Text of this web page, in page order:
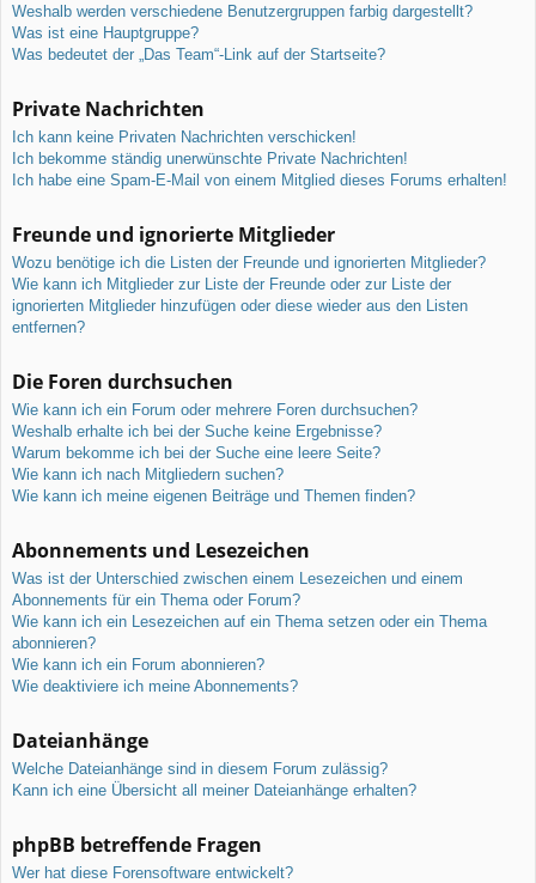
Weshalb werden verschiedene Benutzergruppen farbig dargestellt?
Was ist eine Hauptgruppe?
Was bedeutet der „Das Team“-Link auf der Startseite?
Private Nachrichten
Ich kann keine Privaten Nachrichten verschicken!
Ich bekomme ständig unerwünschte Private Nachrichten!
Ich habe eine Spam-E-Mail von einem Mitglied dieses Forums erhalten!
Freunde und ignorierte Mitglieder
Wozu benötige ich die Listen der Freunde und ignorierten Mitglieder?
Wie kann ich Mitglieder zur Liste der Freunde oder zur Liste der
ignorierten Mitglieder hinzufügen oder diese wieder aus den Listen
entfernen?
Die Foren durchsuchen
Wie kann ich ein Forum oder mehrere Foren durchsuchen?
Weshalb erhalte ich bei der Suche keine Ergebnisse?
Warum bekomme ich bei der Suche eine leere Seite?
Wie kann ich nach Mitgliedern suchen?
Wie kann ich meine eigenen Beiträge und Themen finden?
Abonnements und Lesezeichen
Was ist der Unterschied zwischen einem Lesezeichen und einem
Abonnements für ein Thema oder Forum?
Wie kann ich ein Lesezeichen auf ein Thema setzen oder ein Thema
abonnieren?
Wie kann ich ein Forum abonnieren?
Wie deaktiviere ich meine Abonnements?
Dateianhänge
Welche Dateianhänge sind in diesem Forum zulässig?
Kann ich eine Übersicht all meiner Dateianhänge erhalten?
phpBB betreffende Fragen
Wer hat diese Forensoftware entwickelt?